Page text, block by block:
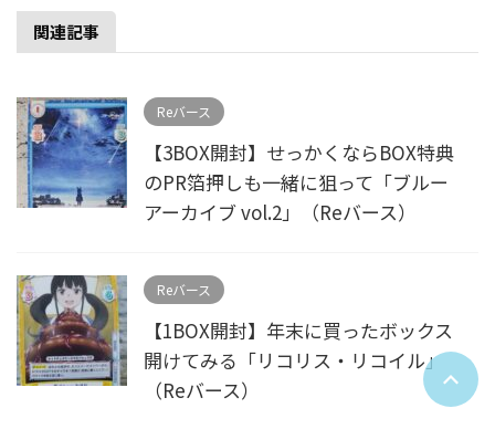
関連記事
Reバース
【3BOX開封】せっかくならBOX特典
のPR箔押しも一緒に狙って「ブルー
アーカイブ vol.2」（Reバース）
Reバース
【1BOX開封】年末に買ったボックス
開けてみる「リコリス・リコイル」
（Reバース）